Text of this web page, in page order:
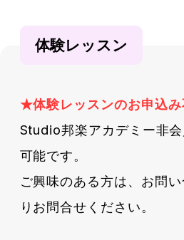
体験レッスン
★体験レッスンのお申込み
Studio邦楽アカデミー非
可能です。
ご興味のある方は、お問
りお問合せください。